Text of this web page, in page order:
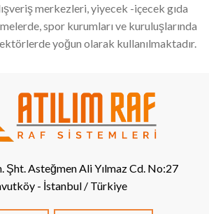
merkezleri, yiyecek -içecek gıda
spor kurumları ve kuruluşlarında
yoğun olarak kullanılmaktadır.
Şht. Asteğmen Ali Yılmaz Cd. No:27
- İstanbul / Türkiye